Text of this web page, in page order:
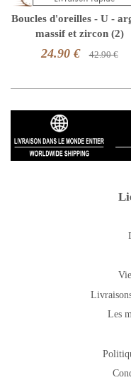
Boucles d'oreilles - U -
massif et zircon (2)
24.90 € 42.90 €
Les